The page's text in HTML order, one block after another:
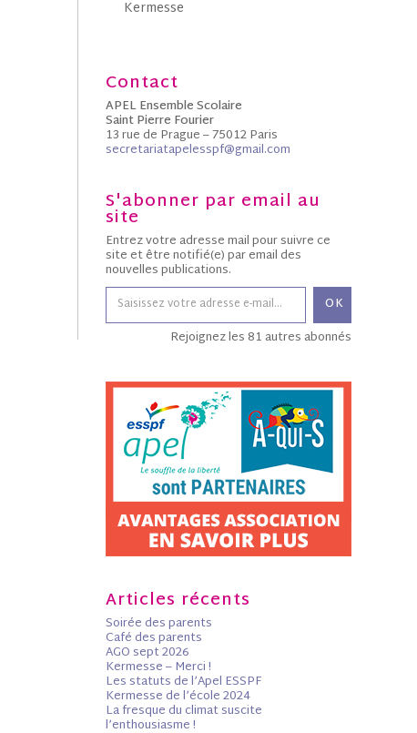
Kermesse
Contact
APEL Ensemble Scolaire
Saint Pierre Fourier
13 rue de Prague – 75012 Paris
secretariatapelesspf@gmail.com
S'abonner par email au
site
Entrez votre adresse mail pour suivre ce
site et être notifié(e) par email des
nouvelles publications.
OK
Rejoignez les 81 autres abonnés
Articles récents
Soirée des parents
Café des parents
AGO sept 2026
Kermesse – Merci !
Les statuts de l’Apel ESSPF
Kermesse de l’école 2024
La fresque du climat suscite
l’enthousiasme !